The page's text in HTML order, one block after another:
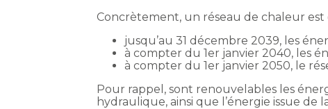
Concrètement, un réseau de chaleur est
jusqu’au 31 décembre 2039, les
à compter du 1er janvier 2040, les
à compter du 1er janvier 2050, le
Pour rappel, sont renouvelables les
hydraulique, ainsi que l’énergie issue de